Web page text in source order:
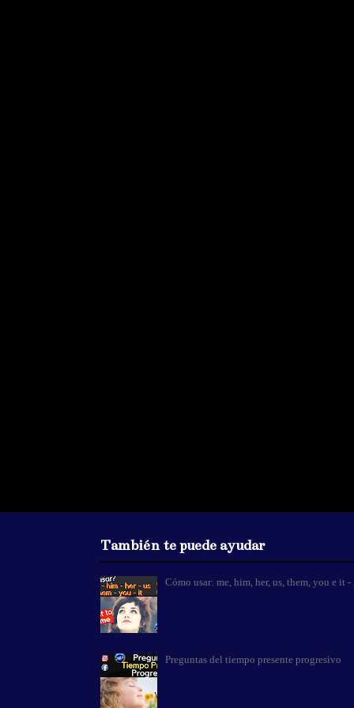
También te puede ayudar
Cómo usar: me, him, her, us, them, you e it
Preguntas del tiempo presente progresivo